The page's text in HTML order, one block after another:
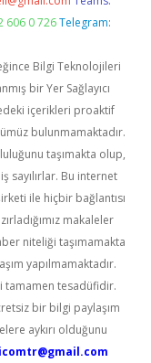
606 0 726 Telegram:
Bilgi Teknolojileri
bir Yer Sağlayıcı
içerikleri proaktif
bulunmamaktadır.
taşımakta olup,
sayılırlar. Bu internet
ile hiçbir bağlantısı
makaleler
niteliği taşımamakta
yapılmamaktadır.
tamamen tesadüfidir.
bir bilgi paylaşım
aykırı olduğunu